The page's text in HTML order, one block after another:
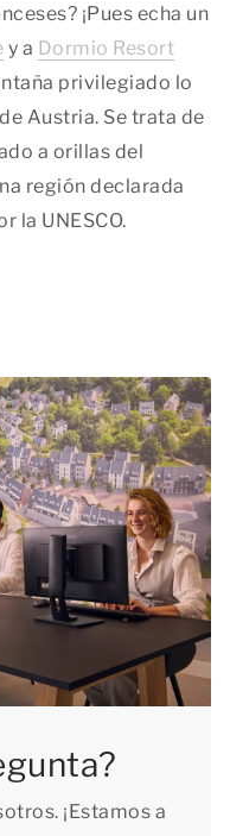
¡Pues echa un
y a Dormio Resort
privilegiado lo
Austria. Se trata de
a orillas del
región declarada
la UNESCO.
¡Estamos a